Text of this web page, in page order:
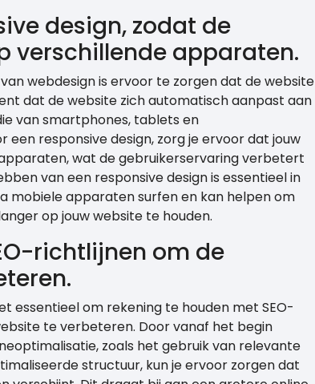
design, zodat de
verschillende apparaten.
webdesign is ervoor te zorgen dat de website
dat de website zich automatisch aanpast aan
van smartphones, tablets en
responsive design, zorg je ervoor dat jouw
wat de gebruikerservaring verbetert
van een responsive design is essentieel in
mobiele apparaten surfen en kan helpen om
op jouw website te houden.
richtlijnen om de
essentieel om rekening te houden met SEO-
te verbeteren. Door vanaf het begin
zoals het gebruik van relevante
structuur, kun je ervoor zorgen dat